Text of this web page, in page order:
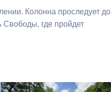
Колонна проследует до
Свободы, где пройдет